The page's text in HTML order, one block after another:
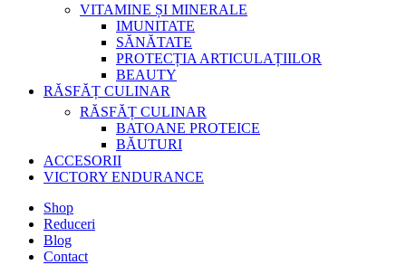
VITAMINE ȘI MINERALE
IMUNITATE
SĂNĂTATE
PROTECȚIA ARTICULAȚIILOR
BEAUTY
RĂSFĂȚ CULINAR
RĂSFĂȚ CULINAR
BATOANE PROTEICE
BĂUTURI
ACCESORII
VICTORY ENDURANCE
Shop
Reduceri
Blog
Contact